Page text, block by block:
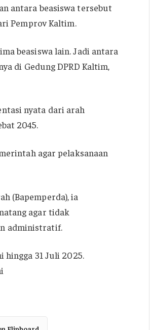
antara beasiswa tersebut
Pemprov Kaltim.
beasiswa lain. Jadi antara
di Gedung DPRD Kaltim,
nyata dari arah
2045.
agar pelaksanaan
(Bapemperda), ia
agar tidak
administratif.
hingga 31 Juli 2025.